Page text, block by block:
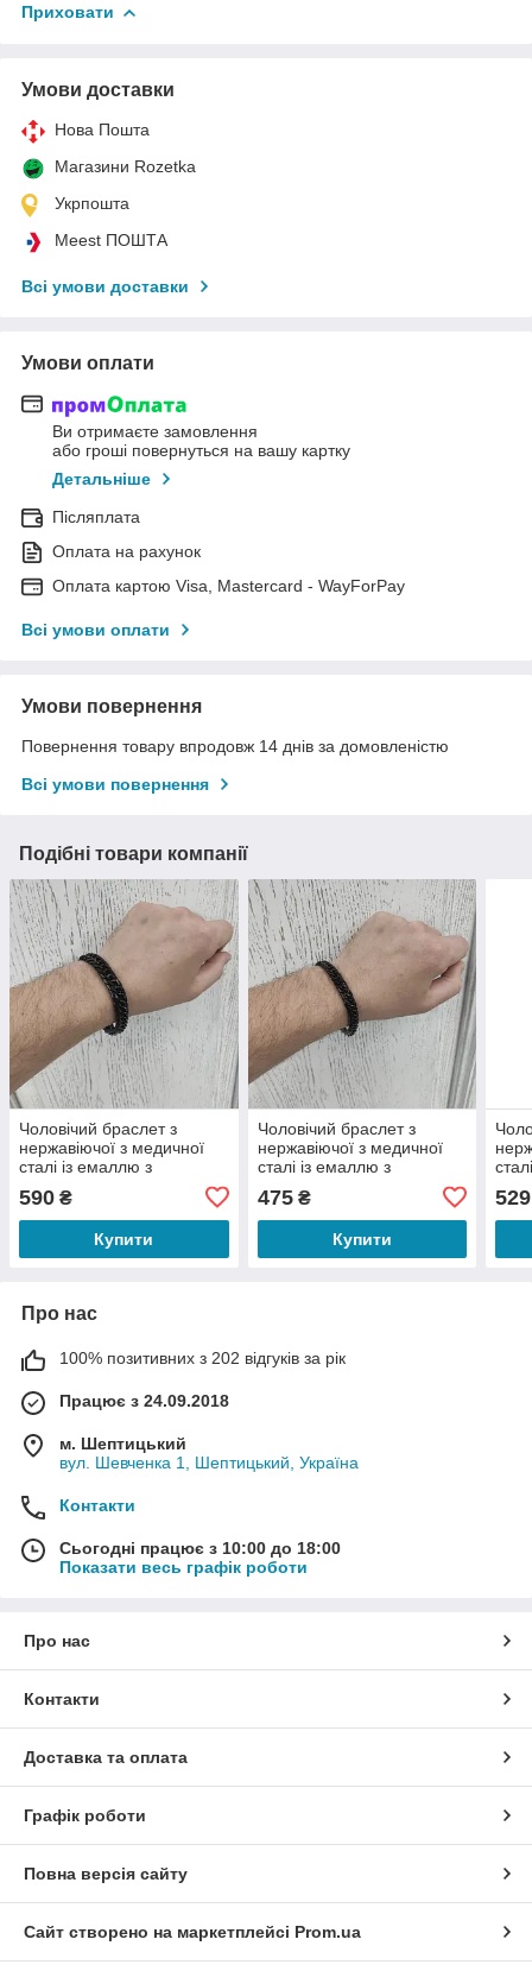
Приховати
Умови доставки
Нова Пошта
Магазини Rozetka
Укрпошта
Meest ПОШТА
Всі умови доставки
Умови оплати
Ви отримаєте замовлення
або гроші повернуться на вашу картку
Детальніше
Післяплата
Оплата на рахунок
Оплата картою Visa, Mastercard - WayForPay
Всі умови оплати
Умови повернення
Повернення товару впродовж 14 днів за домовленістю
Всі умови повернення
Подібні товари компанії
Чоловічий браслет з
нержавіючої з медичної
сталі із емаллю з
шириною 11,5 мм
590 ₴
Купити
Чоловічий браслет з
нержавіючої з медичної
сталі із емаллю з
шириною 9 мм
475₴
Купити
529
Про нас
100% позитивних з 202 відгуків за рік
Працює з 24.09.2018
м. Шептицький
вул. Шевченка 1, Шептицький, Україна
Контакти
Сьогодні працює з 10:00 до 18:00
Показати весь графік роботи
Про нас
Контакти
Доставка та оплата
Графік роботи
Повна версія сайту
Сайт створено на маркетплейсі Prom.ua